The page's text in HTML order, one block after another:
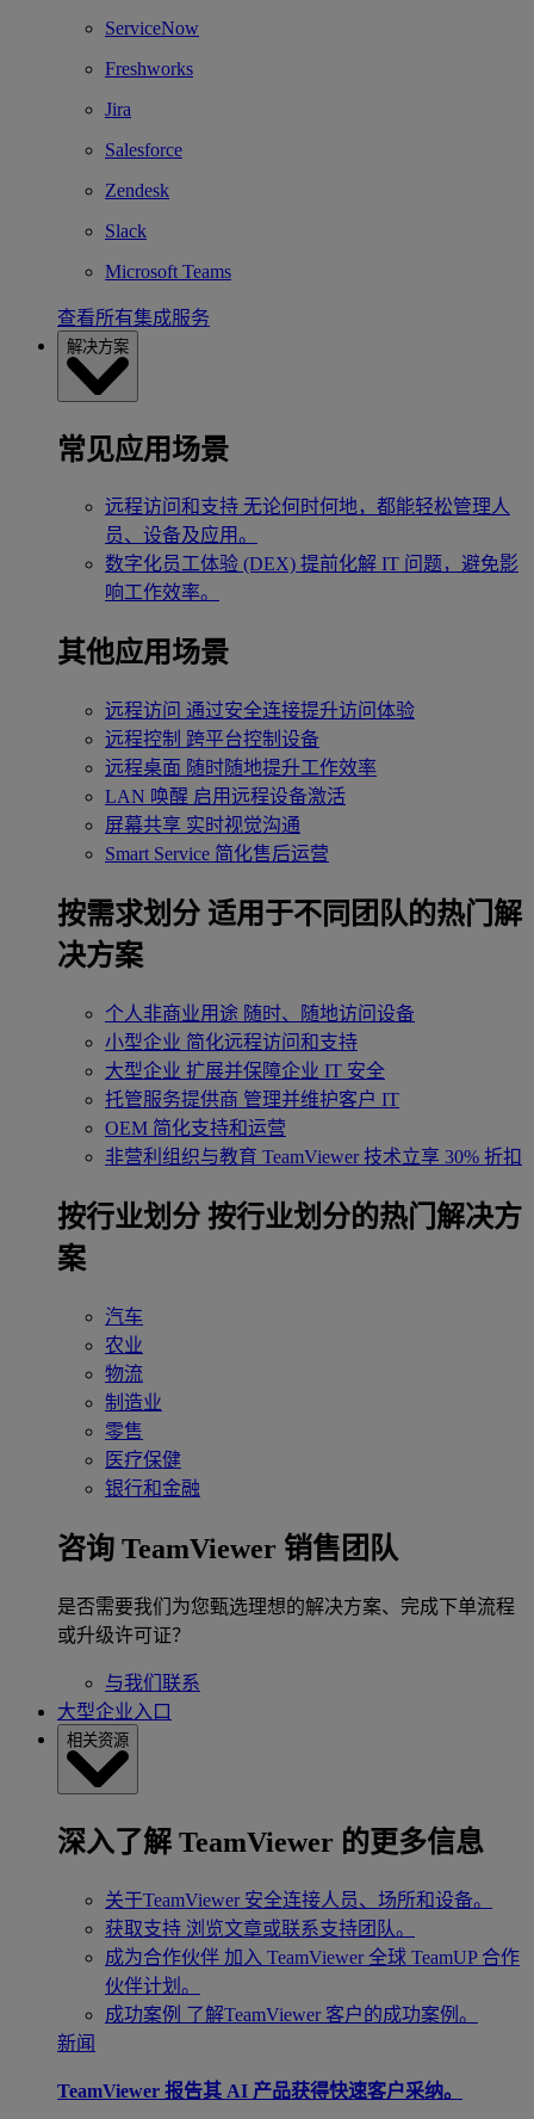
ServiceNow
Freshworks
Jira
Salesforce
Zendesk
Slack
Microsoft Teams
查看所有集成服务
解决方案
常见应用场景
远程访问和支持 无论何时何地，都能轻松管理人
员、设备及应用。
数字化员工体验 (DEX) 提前化解 IT 问题，避免影
响工作效率。
其他应用场景
远程访问 通过安全连接提升访问体验
远程控制 跨平台控制设备
远程桌面 随时随地提升工作效率
LAN 唤醒 启用远程设备激活
屏幕共享 实时视觉沟通
Smart Service 简化售后运营
按需求划分 适用于不同团队的热门解
决方案
个人非商业用途 随时、随地访问设备
小型企业 简化远程访问和支持
大型企业 扩展并保障企业 IT 安全
托管服务提供商 管理并维护客户 IT
OEM 简化支持和运营
非营利组织与教育 TeamViewer 技术立享 30% 折扣
‌按行业划分 按行业划分的热门解决方
案
汽车
农业
物流
制造业
零售
医疗保健
银行和金融
咨询 TeamViewer 销售团队
是否需要我们为您甄选理想的解决方案、完成下单流程
或升级许可证？
与我们联系
大型企业入口
相关资源
深入了解 TeamViewer 的更多信息
关于TeamViewer 安全连接人员、场所和设备。
获取支持 浏览文章或联系支持团队。
成为合作伙伴 加入 TeamViewer 全球 TeamUP 合作
伙伴计划。
成功案例 了解TeamViewer 客户的成功案例。
新闻
TeamViewer 报告其 AI 产品获得快速客户采纳。